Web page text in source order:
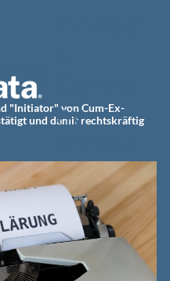
ny
"Initiator" von Cum-Ex-
und damit rechtskräftig